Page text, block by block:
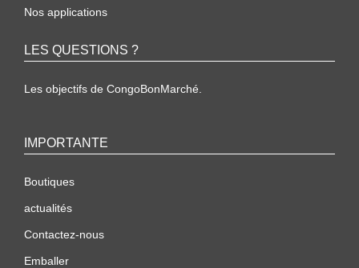
Nos applications
LES QUESTIONS ?
Les objectifs de CongoBonMarché.
IMPORTANTE
Boutiques
actualités
Contactez-nous
Emballer